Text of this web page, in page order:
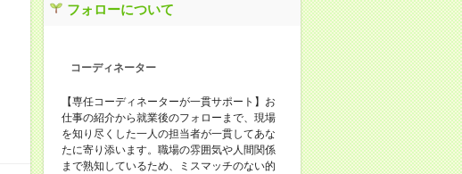
フォローについて
コーディネーター
【専任コーディネーターが一貫サポート】お
仕事の紹介から就業後のフォローまで、現場
を知り尽くした一人の担当者が一貫してあな
たに寄り添います。職場の雰囲気や人間関係
まで熟知しているため、ミスマッチのない的